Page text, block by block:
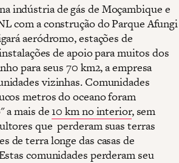
indústria de gás de Moçambique e
com a construção do Parque Afungi
aeródromo, estações de
de apoio para muitos dos
para seus 70 km2, a empresa
vizinhas. Comunidades
metros do oceano foram
a mais de 10 km no interior, sem
que perderam suas terras
de terra longe das casas de
comunidades perderam seu